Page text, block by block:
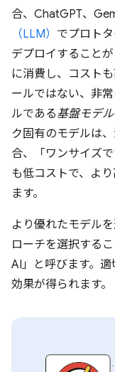
合、ChatGPT、
（LLM） でプロト
デプロイすること
に消費し、コスト
ールではない、非
ルである基盤モデル
ク固有のモデルは
合、「ワンサイズ
も低コストで、よ
ます。
より優れたモデル
ローチを選択する
AI」と呼びます。 適
効果が得られます。